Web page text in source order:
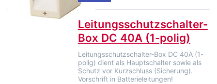
Leitungsschutzschalter-
Box DC 40A (1-polig)
Leitungsschutzschalter-Box DC 40A (1-
polig) dient als Hauptschalter sowie als
Schutz vor Kurzschluss (Sicherung).
Vorschrift in Batterieleitungen!